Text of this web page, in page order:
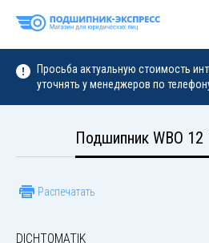
Просьба актуальную стоимость
уточнять у менеджеров по
Подшипник WBO 12
Распечатать
DICHTOMATIK